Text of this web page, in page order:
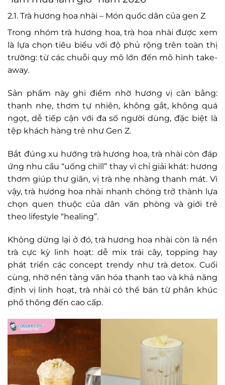
2.1. Trà hương hoa nhài – Món quốc dân của gen Z
Trong nhóm trà hương hoa, trà hoa nhài được xem
là lựa chọn tiêu biểu với độ phủ rộng trên toàn thị
trường: từ các chuỗi quy mô lớn đến mô hình take-
away.
Sản phẩm này ghi điểm nhờ hương vị cân bằng:
thanh nhẹ, thơm tự nhiên, không gắt, không quá
ngọt, dễ tiếp cận với đa số người dùng, đặc biệt là
tệp khách hàng trẻ như Gen Z.
Bắt đúng xu hướng trà hương hoa, trà nhài còn đáp
ứng nhu cầu “uống chill” thay vì chỉ giải khát: hương
thơm giúp thư giãn, vị trà nhẹ nhàng thanh mát. Vì
vậy, trà hương hoa nhài nhanh chóng trở thành lựa
chọn quen thuộc của dân văn phòng và giới trẻ
theo lifestyle “healing”.
Không dừng lại ở đó, trà hương hoa nhài còn là nền
trà cực kỳ linh hoạt: dễ mix trái cây, topping hay
phát triển các concept trendy như trà detox. Cuối
cùng, nhờ nền tảng văn hóa thanh tao và khả năng
định vị linh hoạt, trà nhài có thể bán từ phân khúc
phổ thông đến cao cấp.